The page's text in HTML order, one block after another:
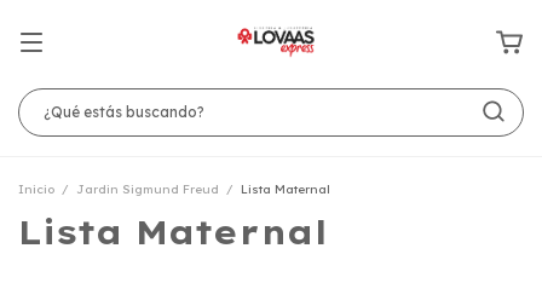
Inicio / Jardin Sigmund Freud / Lista Maternal
Lista Maternal